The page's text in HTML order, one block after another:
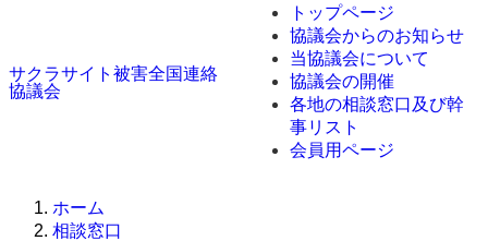
サクラサイト被害全国連絡
協議会
トップページ
協議会からのお知らせ
当協議会について
協議会の開催
各地の相談窓口及び幹
事リスト
会員用ページ
ホーム
相談窓口